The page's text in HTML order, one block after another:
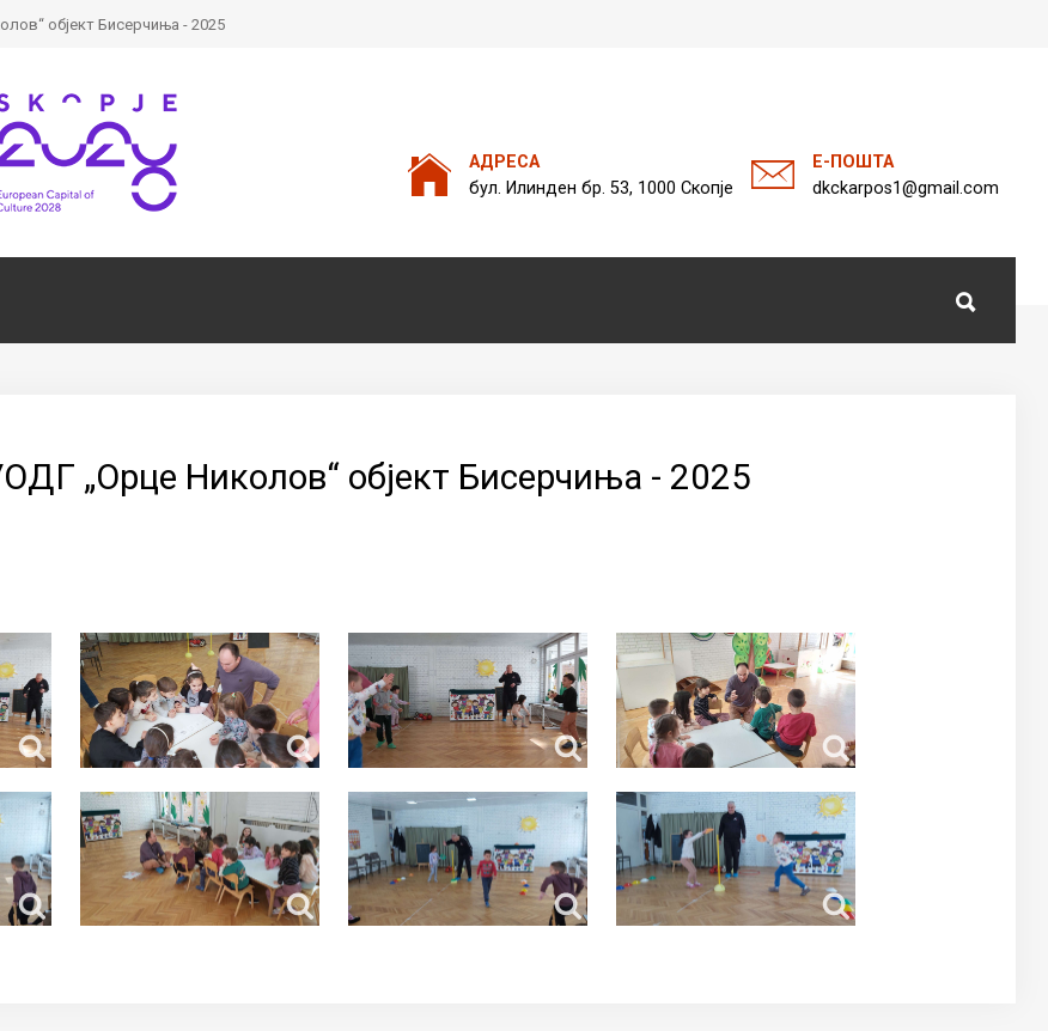
објект Бисерчиња - 2025
АДРЕСА
бул. Илинден бр. 53, 1000 Скопје
Е-ПОШТА
dkckarpos1@gmail.com
на нашата веб страна
„Орце Николов“ објект Бисерчиња - 2025